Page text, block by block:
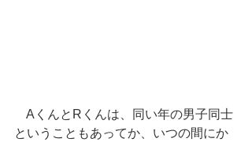
AくんとRくんは、同い年の男子同士
ということもあってか、いつの間にか